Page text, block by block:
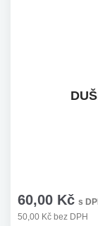
60,00 Kč s
50,00 Kč bez DPH